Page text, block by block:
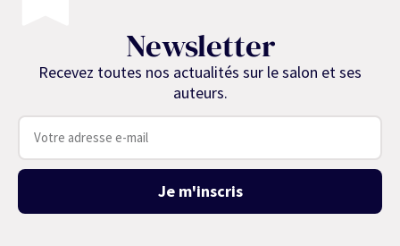
Newsletter
Recevez toutes nos actualités sur le salon et ses
auteurs.
Je m'inscris